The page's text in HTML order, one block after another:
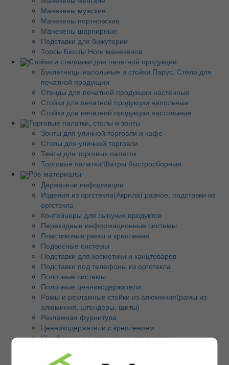
Манекены мужские
Манекены портновские
Манекены шарнирные
Подставки для бижутерии
Торсы Бюсты Ноги манекенов
Стойки и стеллажи для печатной продукции
Буклетницы напольные и стойки Парус, Стела для
печатной продукции
Стенды для печатной продукции настенные
Стойки для печатной продукции напольные
Стойки для печатной продукции настольные
Торговые палатки, столы и зонты
Зонты для уличной торговли и кафе
Столы для уличной торговли
Тенты для торговых палаток
Торговые палатки/Шатры быстросборные
Pos-материалы
Держатели информации
Изделия из оргстекла(Акрила) разное, подставки из
оргстекла
Контейнеры для сыпучих продуктов
Перекидные информационные системы
Пластиковые рамы и крепления
Подвесные системы
Подставки для косметики и канцтоваров
Подставки под телефоны из оргстекла
Полочные системы
Полочные ценникодержатели
Рамы и рекламные стойки из алюминия(рамы из
алюминия, штендеры, щиты)
Рекламная фурнитура
Ценникодержатели с креплением
Шелфтокеры и держатели для вывесок
Банкетки, пуфики и зеркала